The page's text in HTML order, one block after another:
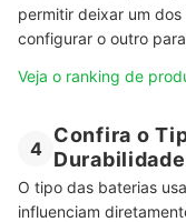
permitir deixar um
configurar o outro
Veja o ranking de
4
Confira o
Durabilidade
O tipo das baterias
influenciam